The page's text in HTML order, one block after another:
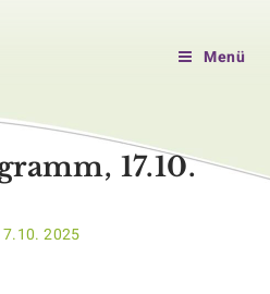
Menü
17.10.
2025